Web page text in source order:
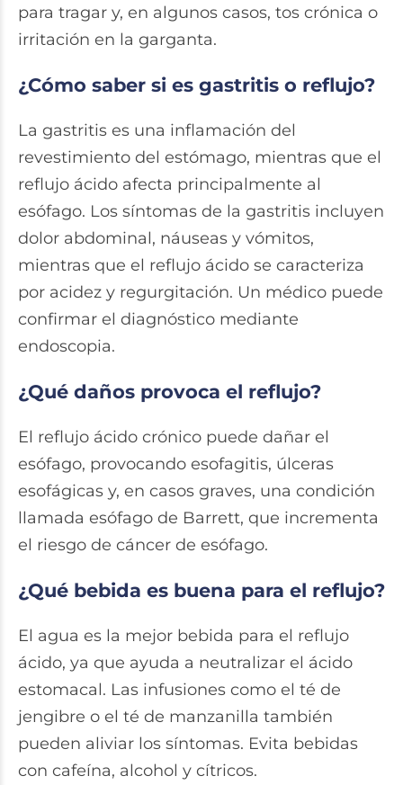
para tragar y, en algunos casos, tos crónica o
irritación en la garganta.
¿Cómo saber si es gastritis o reflujo?
La gastritis es una inflamación del
revestimiento del estómago, mientras que el
reflujo ácido afecta principalmente al
esófago. Los síntomas de la gastritis incluyen
dolor abdominal, náuseas y vómitos,
mientras que el reflujo ácido se caracteriza
por acidez y regurgitación. Un médico puede
confirmar el diagnóstico mediante
endoscopia.
¿Qué daños provoca el reflujo?
El reflujo ácido crónico puede dañar el
esófago, provocando esofagitis, úlceras
esofágicas y, en casos graves, una condición
llamada esófago de Barrett, que incrementa
el riesgo de cáncer de esófago.
¿Qué bebida es buena para el reflujo?
El agua es la mejor bebida para el reflujo
ácido, ya que ayuda a neutralizar el ácido
estomacal. Las infusiones como el té de
jengibre o el té de manzanilla también
pueden aliviar los síntomas. Evita bebidas
con cafeína, alcohol y cítricos.